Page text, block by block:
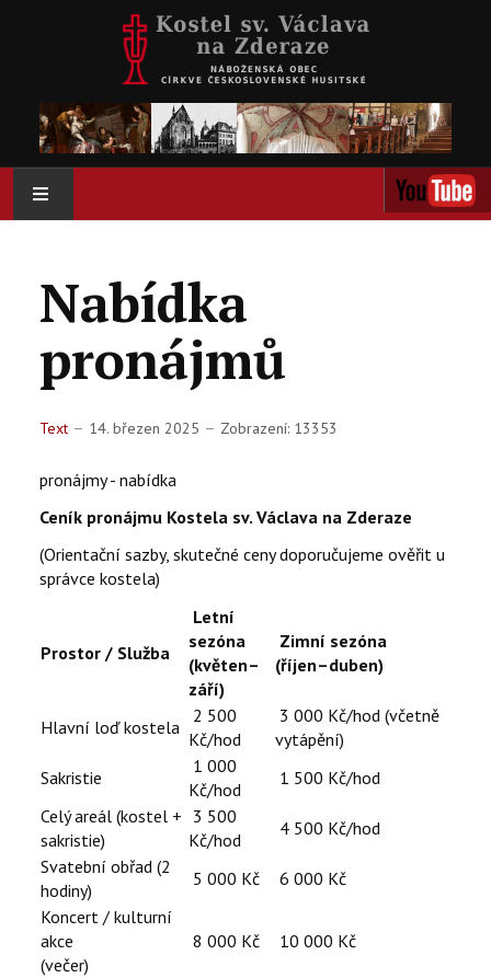
O NÁS
AKTIVITY
KONTAKTY
EN
Nabídka
pronájmů
Text 14. březen 2025 Zobrazení: 13353
pronájmy - nabídka
Ceník pronájmu Kostela sv. Václava na Zderaze
(Orientační sazby, skutečné ceny doporučujeme ověřit u
správce kostela)
Prostor / Služba
Letní
sezóna
(květen–
září)
Zimní sezóna
(říjen–duben)
Hlavní loď kostela
2 500
Kč/hod
3 000 Kč/hod (včetně
vytápění)
Sakristie
1 000
Kč/hod
1 500 Kč/hod
Celý areál (kostel +
sakristie)
3 500
Kč/hod
4 500 Kč/hod
Svatební obřad (2
hodiny)
5 000 Kč
6 000 Kč
Koncert / kulturní
akce
(večer)
8 000 Kč 10 000 Kč